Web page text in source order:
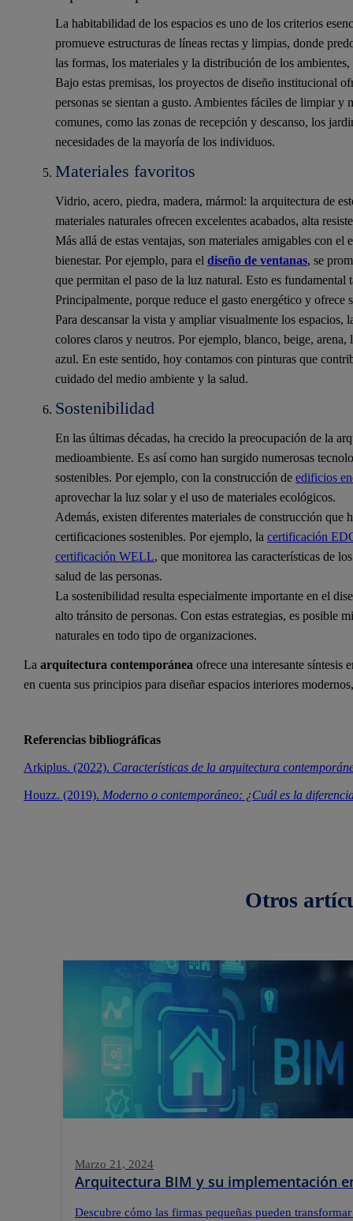
La habitabilidad de los espacios es uno de los criterios
promueve estructuras de líneas rectas y limpias, donde
las formas, los materiales y la distribución de los
Bajo estas premisas, los proyectos de diseño institucional
personas se sientan a gusto. Ambientes fáciles de limpiar y
comunes, como las zonas de recepción y descanso, los
necesidades de la mayoría de los individuos.
Materiales favoritos
Vidrio, acero, piedra, madera, mármol: la arquitectura de
materiales naturales ofrecen excelentes acabados, alta
Más allá de estas ventajas, son materiales amigables con
bienestar. Por ejemplo, para el diseño de ventanas, se
que permitan el paso de la luz natural. Esto es
Principalmente, porque reduce el gasto energético y ofrece
Para descansar la vista y ampliar visualmente los espacios,
colores claros y neutros. Por ejemplo, blanco, beige,
azul. En este sentido, hoy contamos con pinturas que
cuidado del medio ambiente y la salud.
Sostenibilidad
En las últimas décadas, ha crecido la preocupación de la
medioambiente. Es así como han surgido numerosas
sostenibles. Por ejemplo, con la construcción de edificios
aprovechar la luz solar y el uso de materiales ecológicos.
Además, existen diferentes materiales de construcción que
certificaciones sostenibles. Por ejemplo, la certificación
certificación WELL, que monitorea las características de
salud de las personas.
La sostenibilidad resulta especialmente importante en el
alto tránsito de personas. Con estas estrategias, es posible
naturales en todo tipo de organizaciones.
La arquitectura contemporánea ofrece una interesante síntesis
en cuenta sus principios para diseñar espacios interiores
Referencias bibliográficas
Arkiplus. (2022). Características de la arquitectura
Houzz. (2019). Moderno o contemporáneo: ¿Cuál es la
Otros
Marzo 21, 2024
Arquitectura BIM y su implementación
Descubre cómo las firmas pequeñas pueden